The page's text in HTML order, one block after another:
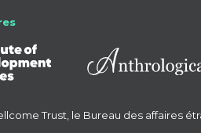
Trust, le Bureau des affaires